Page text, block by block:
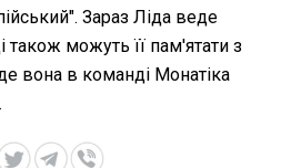
Зараз Ліда веде
також можуть її пам'ятати з
вона в команді Монатіка